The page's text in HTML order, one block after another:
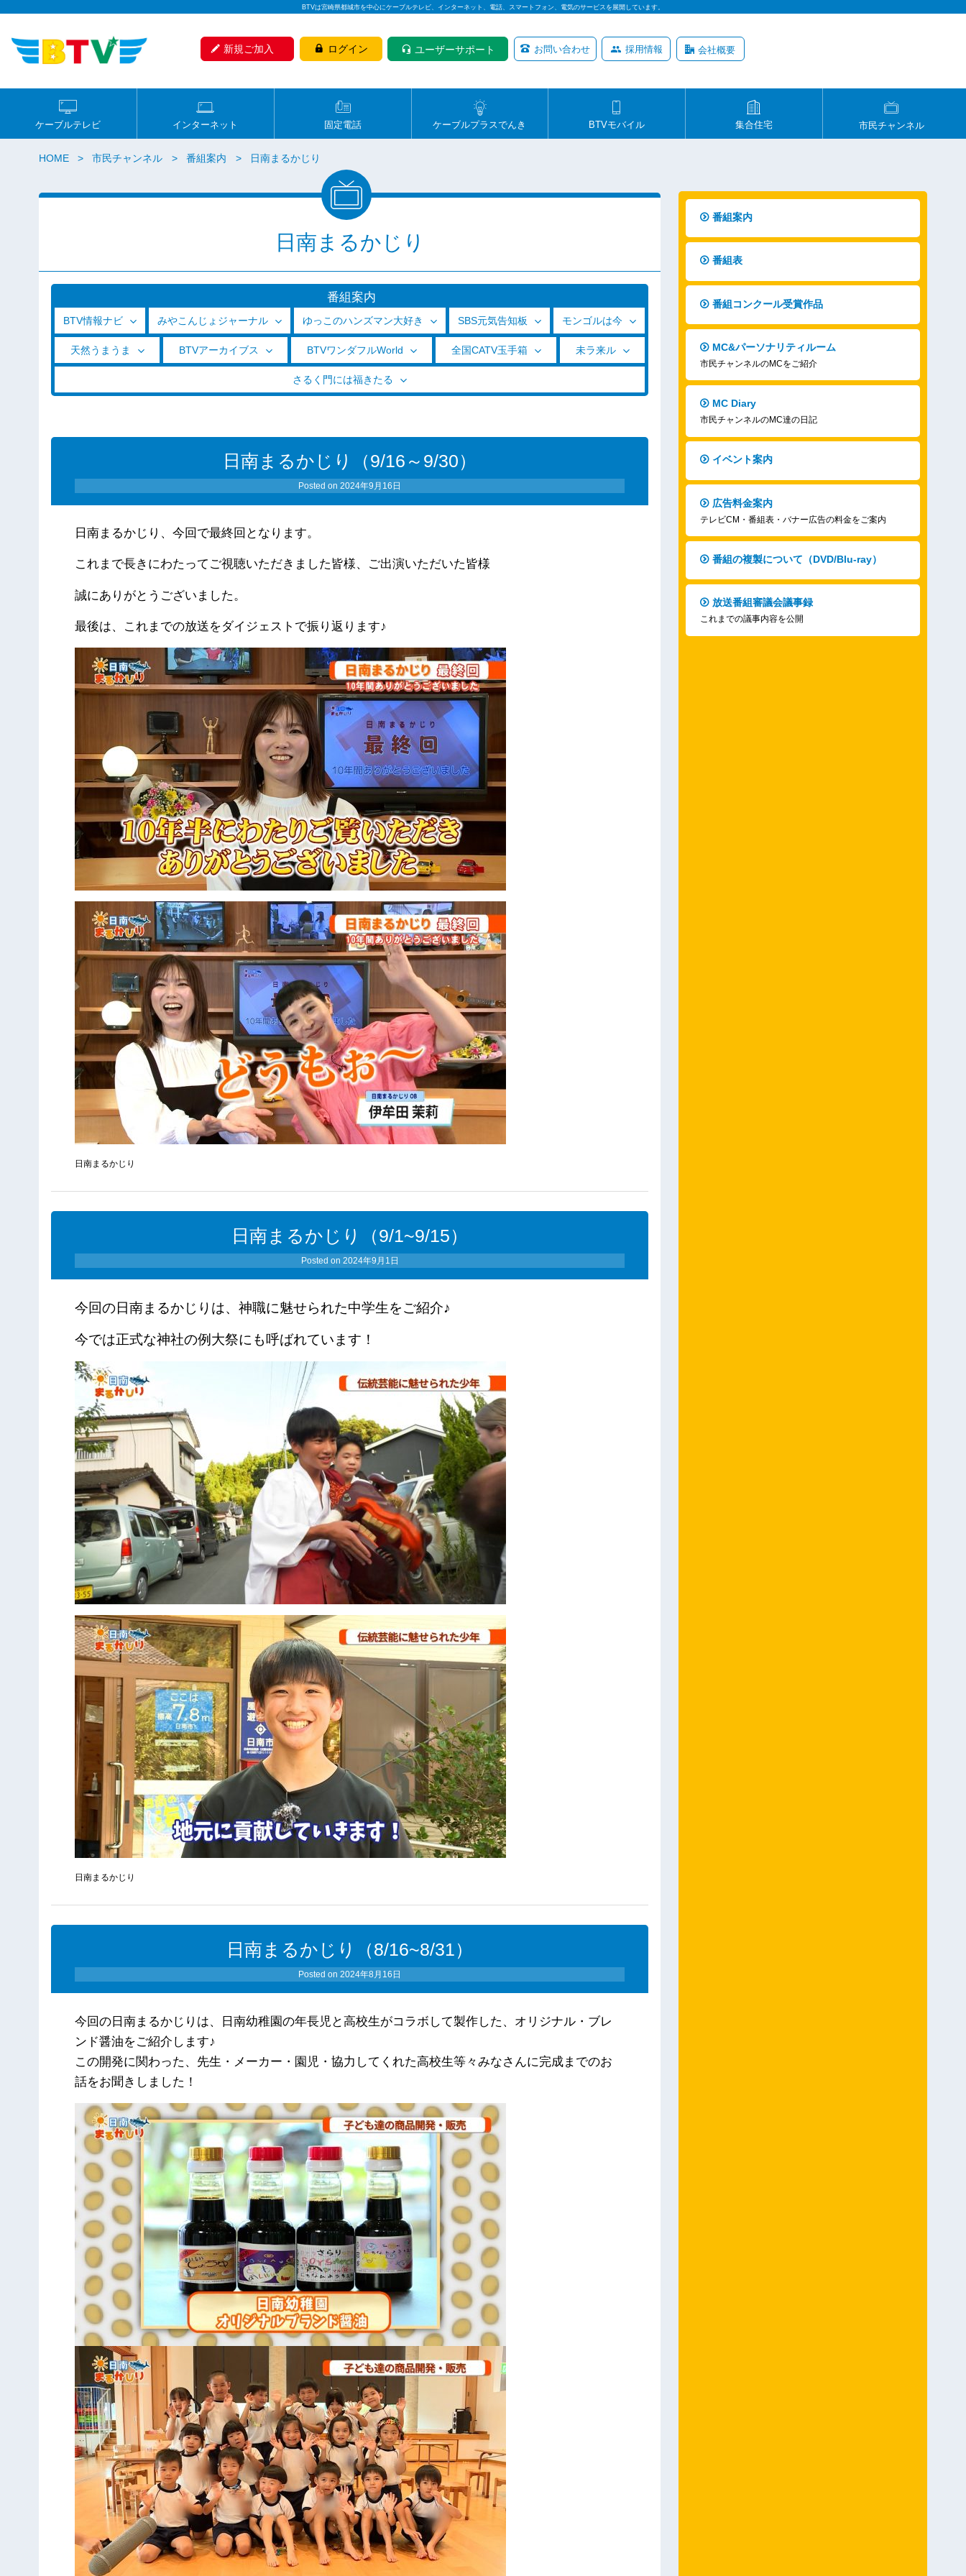
BTVは宮崎県都城市を中心にケーブルテレビ、インターネット、電話、スマートフォン、電気のサービスを展開しています。
新規ご加入 ログイン ユーザーサポート お問い合わせ 採用情報 会社概要
ケーブルテレビ インターネット 固定電話 ケーブルプラスでんき BTVモバイル 集合住宅 市民チャンネル
HOME 市民チャンネル 番組案内 日南まるかじり
日南まるかじり
番組案内
BTV情報ナビ みやこんじょジャーナル ゆっこのハンズマン大好き SBS元気告知板 モンゴルは今
天然うまうま BTVアーカイブス BTVワンダフルWorld 全国CATV玉手箱 未ラ来ル
さるく門には福きたる
日南まるかじり（9/16～9/30）
Posted on2024年9月16日
日南まるかじり、今回で最終回となります。
これまで長きにわたってご視聴いただきました皆様、ご出演いただいた皆様
誠にありがとうございました。
最後は、これまでの放送をダイジェストで振り返ります♪
日南まるかじり
日南まるかじり（9/1~9/15）
Posted on 2024年9月1日
今回の日南まるかじりは、神職に魅せられた中学生をご紹介♪
今では正式な神社の例大祭にも呼ばれています！
日南まるかじり
日南まるかじり（8/16~8/31）
Posted on2024年8月16日
今回の日南まるかじりは、日南幼稚園の年長児と高校生がコラボして製作した、オリジナル・ブレ
ンド醤油をご紹介します♪
この開発に関わった、先生・メーカー・園児・協力してくれた高校生等々みなさんに完成までのお
話をお聞きしました！
番組案内
番組表
番組コンクール受賞作品
MC&パーソナリティルーム
市民チャンネルのMCをご紹介
MC Diary
市民チャンネルのMC達の日記
イベント案内
広告料金案内
テレビCM・番組表・バナー広告の料金をご案内
番組の複製について（DVD/Blu-ray）
放送番組審議会議事録
これまでの議事内容を公開